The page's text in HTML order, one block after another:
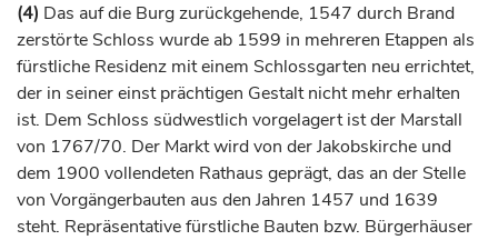
(4) Das auf die Burg zurückgehende, 1547 durch Brand
zerstörte Schloss wurde ab 1599 in mehreren Etappen als
fürstliche Residenz mit einem Schlossgarten neu errichtet,
der in seiner einst prächtigen Gestalt nicht mehr erhalten
ist. Dem Schloss südwestlich vorgelagert ist der Marstall
von 1767/70. Der Markt wird von der Jakobskirche und
dem 1900 vollendeten Rathaus geprägt, das an der Stelle
von Vorgängerbauten aus den Jahren 1457 und 1639
steht. Repräsentativefürstliche Bauten bzw. Bürgerhäuser